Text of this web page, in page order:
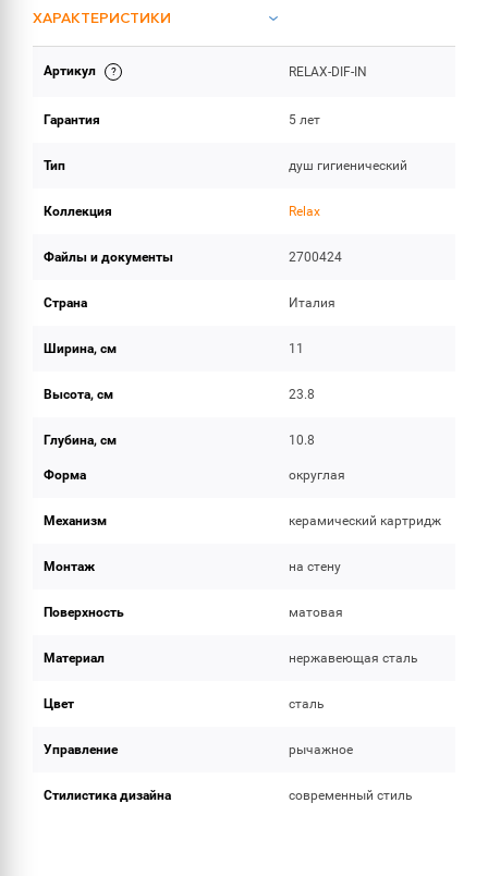
ХАРАКТЕРИСТИКИ
ИНСТРУКЦИИ И ДОКУМЕНТАЦИЯ
Артикул RELAX-DIF-IN
Гарантия 5 лет
Тип душ гигиенический
Коллекция Relax
Файлы и документы 2700424
Страна Италия
Ширина, см 11
Высота, см 23.8
Глубина, см 10.8
Форма округлая
Механизм керамический картридж
Монтаж на стену
Поверхность матовая
Материал нержавеющая сталь
Цвет сталь
Управление рычажное
Стилистика дизайна современный стиль